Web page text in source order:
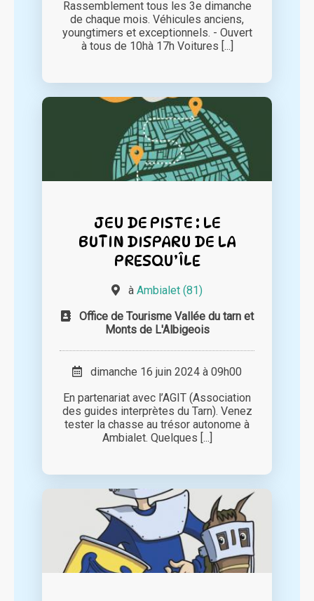
Rassemblement tous les 3e dimanche
de chaque mois. Véhicules anciens,
youngtimers et exceptionnels. - Ouvert
à tous de 10hà 17h Voitures [...]
JEU DE PISTE : LE
BUTIN DISPARU DE LA
PRESQU’ÎLE
à Ambialet (81)
Office de Tourisme Vallée du tarn et
Monts de L'Albigeois
dimanche 16 juin 2024 à 09h00
En partenariat avec l’AGIT (Association
des guides interprètes du Tarn). Venez
tester la chasse au trésor autonome à
Ambialet. Quelques [...]